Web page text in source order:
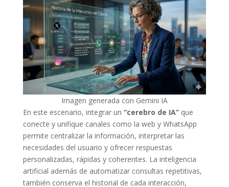
Imagen generada con Gemini IA
En este escenario, integrar un “cerebro de IA”que
conecte y unifique canales como la web y WhatsApp
permite centralizar la información, interpretar las
necesidades del usuario y ofrecer respuestas
personalizadas, rápidas y coherentes. La inteligencia
artificial además de automatizar consultas repetitivas,
también conserva el historial de cada interacción,